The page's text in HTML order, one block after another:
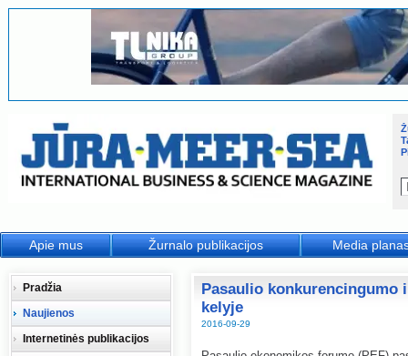
Pasaulio konkurencingumo
kelyje
2016-09-29
Pradžia
Naujienos
Internetinės publikacijos
Apie mus Žurnalo publikacijos Media